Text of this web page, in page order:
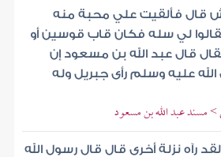
قال فألقيت علي محبة منه
لي سله فكان قاب قوسين أو
قال عبد الله بن مسعود إن
عليه وسلم رأى جبريل وله
> مسند عبد الله بن مسعود
رآه نزلة أخرى قال قال رسول الله